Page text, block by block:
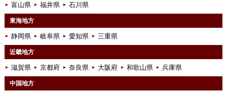
富山県 福井県 石川県
東海地方
静岡県 岐阜県 愛知県 三重県
近畿地方
滋賀県 京都府 奈良県 大阪府 和歌山県 兵庫県
中国地方